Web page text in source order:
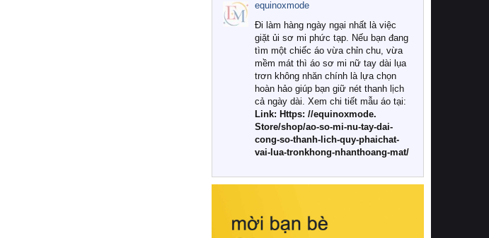
khí hậu và nhu cầu sử dụng của gia
đình? Hãy cùng chúng tôi đi tìm lời
giải đáp chi tiết qua bài viết dưới đây.
1. Tại sao các gia đình hiện đại lại ưa
chuộng chăn ga gối đệm cao cấp?
Khác với các dòng sản phẩm thông
thường, những bộ chăn ga gối đệm
cao cấp trải qua quy trình sản xuất
nghiêm ngặt từ khâu chọn lọc nguyên
liệu tự nhiên đến công nghệ dệt
nhuộm hiện đại không chứa hóa chất
này, bạn sẽ cảm nhận rõ rệt sự khác
hồi chuẩn xác của phần đệm nâng đỡ
cột sống.
equinoxmode
Đi làm hàng ngày ngại nhất là việc
giặt ủi sơ mi phức tạp. Nếu bạn đang
tìm một chiếc áo vừa chỉn chu, vừa
mềm mát thì áo sơ mi nữ tay dài lụa
trơn không nhăn chính là lựa chọn
hoàn hảo giúp bạn giữ nét thanh lịch
cả ngày dài. Xem chi tiết mẫu áo tại:
Link: Https: //equinoxmode.
Store/shop/ao-so-mi-nu-tay-dai-
cong-so-thanh-lich-quy-phaichat-
vai-lua-tronkhong-nhanthoang-mat/